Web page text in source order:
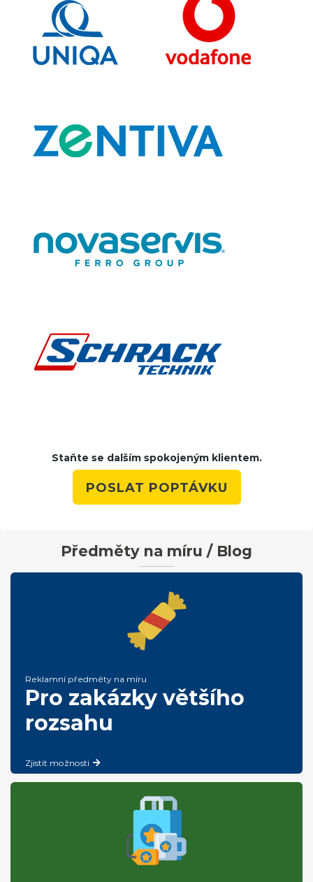
Staňte se dalším spokojeným klientem.
POSLAT POPTÁVKU
Předměty na míru / Blog
Reklamní předměty na míru
Pro zakázky většího
rozsahu
Zjistit možnosti